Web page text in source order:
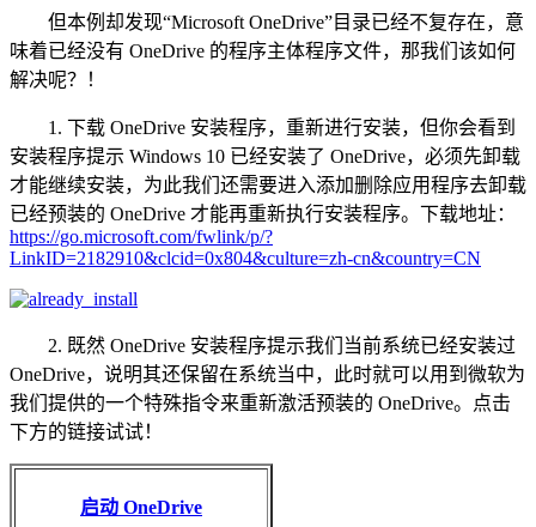
但本例却发现“Microsoft OneDrive”目录已经不复存在，意
味着已经没有 OneDrive 的程序主体程序文件，那我们该如何
解决呢？！
1. 下载 OneDrive 安装程序，重新进行安装，但你会看到
安装程序提示 Windows 10 已经安装了 OneDrive，必须先卸载
才能继续安装，为此我们还需要进入添加删除应用程序去卸载
已经预装的 OneDrive 才能再重新执行安装程序。下载地址：
https://go.microsoft.com/fwlink/p/?
LinkID=2182910&clcid=0x804&culture=zh-cn&country=CN
2. 既然 OneDrive 安装程序提示我们当前系统已经安装过
OneDrive，说明其还保留在系统当中，此时就可以用到微软为
我们提供的一个特殊指令来重新激活预装的 OneDrive。点击
下方的链接试试！
启动 OneDrive